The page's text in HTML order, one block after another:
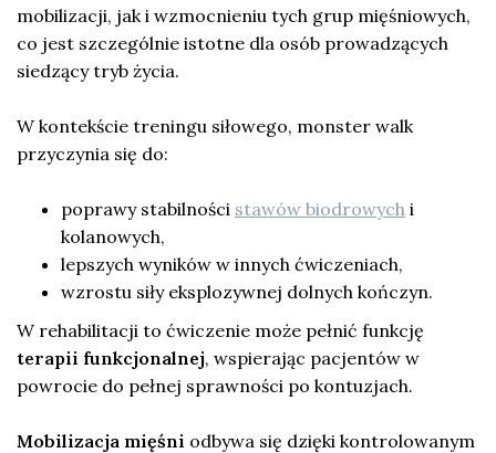
mobilizacji, jak i wzmocnieniu tych grup mięśniowych,
co jest szczególnie istotne dla osób prowadzących
siedzący tryb życia.
W kontekście treningu siłowego, monster walk
przyczynia się do:
poprawy stabilności stawów biodrowych i
kolanowych,
lepszych wyników w innych ćwiczeniach,
wzrostu siły eksplozywnej dolnych kończyn.
W rehabilitacji to ćwiczenie może pełnić funkcję
terapii funkcjonalnej, wspierając pacjentów w
powrocie do pełnej sprawności po kontuzjach.
Mobilizacja mięśni odbywa się dzięki kontrolowanym